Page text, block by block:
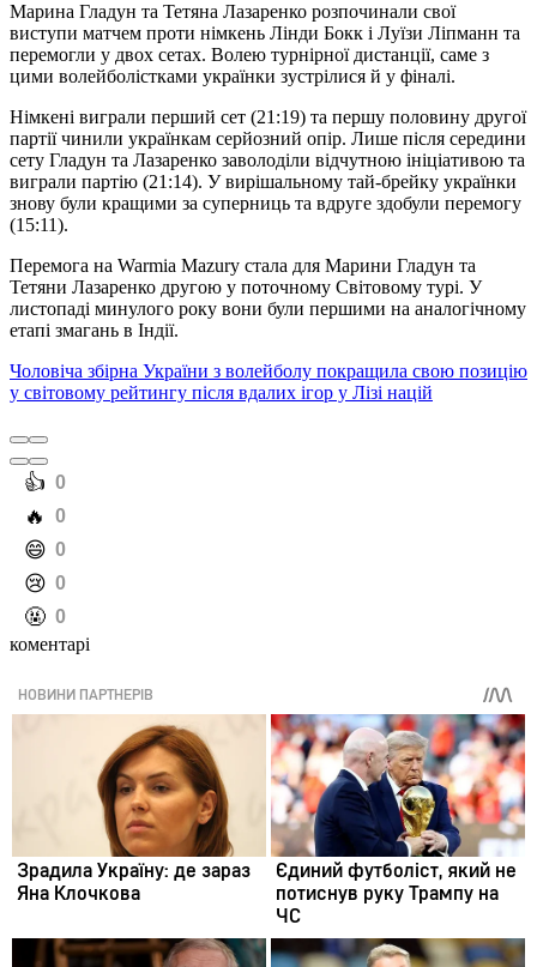
Марина Гладун та Тетяна Лазаренко розпочинали свої
виступи матчем проти німкень Лінди Бокк і Луїзи Ліпманн та
перемогли у двох сетах. Волею турнірної дистанції, саме з
цими волейболістками українки зустрілися й у фіналі.
Німкені виграли перший сет (21:19) та першу половину другої
партії чинили українкам серйозний опір. Лише після середини
сету Гладун та Лазаренко заволоділи відчутною ініціативою та
виграли партію (21:14). У вирішальному тай-брейку українки
знову були кращими за суперниць та вдруге здобули перемогу
(15:11).
Перемога на Warmia Mazury стала для Марини Гладун та
Тетяни Лазаренко другою у поточному Світовому турі. У
листопаді минулого року вони були першими на аналогічному
етапі змагань в Індії.
Чоловіча збірна України з волейболу покращила свою позицію
у світовому рейтингу після вдалих ігор у Лізі націй
️👍 0
️🔥 0
️😄 0
️😢 0
️🤬 0
коментарі